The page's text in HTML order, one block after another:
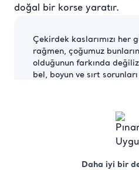
Daha iyi bir
doğal bir korse yaratır.
Çekirdek kaslarımızı her
rağmen, çoğumuz
olduğunun farkında
bel, boyun ve sırt
korunmasına yardımcı
yükü azaltır. Zayıf bir
kötü duruş, zayıf denge
yaralanmalara yol